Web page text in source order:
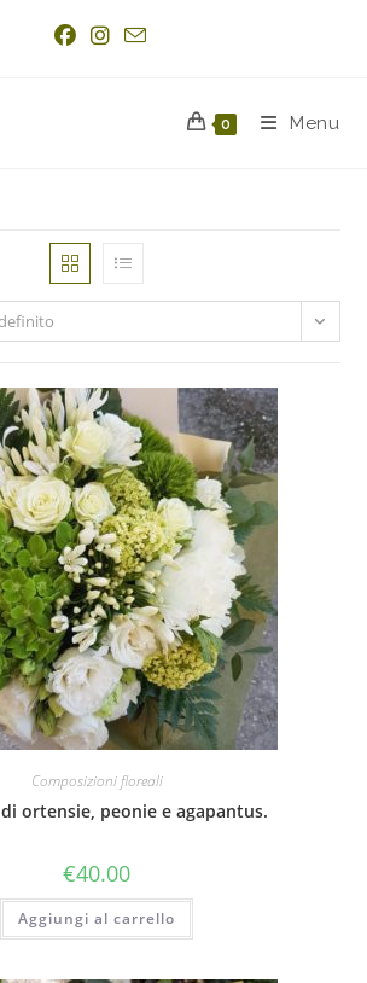
0 Menu
Composizioni floreali
ortensie, peonie e agapantus.
€40.00
Aggiungi al carrello